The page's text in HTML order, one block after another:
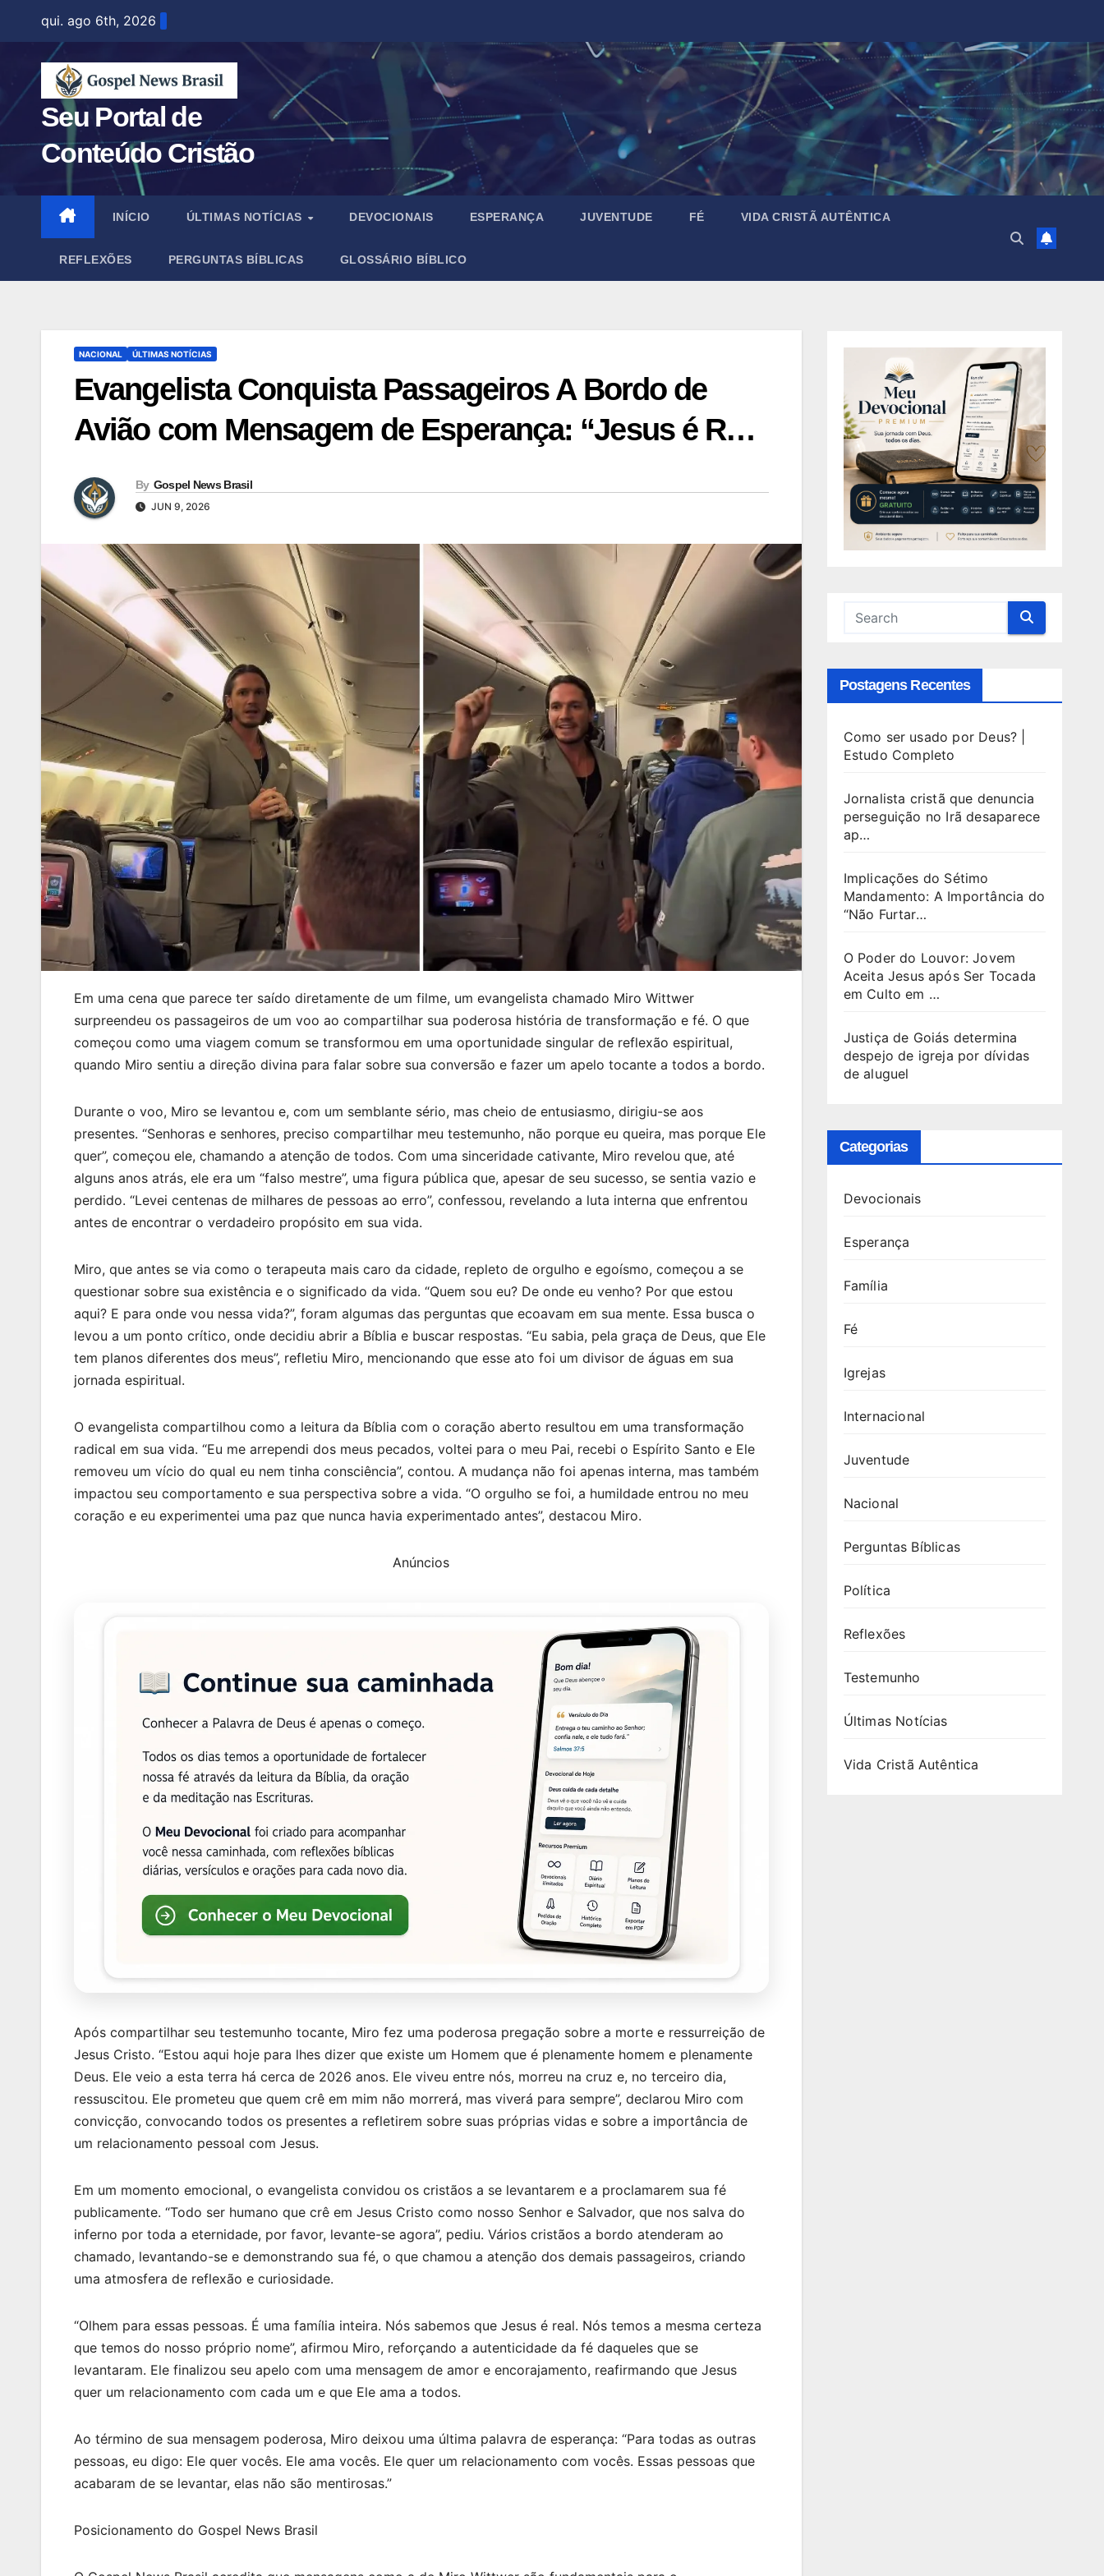
content
qui. ago 6th, 2026
Seu Portal de
Conteúdo Cristão
INÍCIO ÚLTIMAS NOTÍCIAS DEVOCIONAIS ESPERANÇA JUVENTUDE FÉ VIDA CRISTÃ AUTÊNTICA
REFLEXÕES PERGUNTAS BÍBLICAS GLOSSÁRIO BÍBLICO
NACIONAL ÚLTIMAS NOTÍCIAS
Evangelista Conquista Passageiros A Bordo de
Avião com Mensagem de Esperança: “Jesus é R…
By Gospel News Brasil
JUN 9, 2026
Em uma cena que parece ter saído diretamente de um filme, um evangelista chamado Miro Wittwer
surpreendeu os passageiros de um voo ao compartilhar sua poderosa história de transformação e fé. O que
começou como uma viagem comum se transformou em uma oportunidade singular de reflexão espiritual,
quando Miro sentiu a direção divina para falar sobre sua conversão e fazer um apelo tocante a todos a bordo.
Durante o voo, Miro se levantou e, com um semblante sério, mas cheio de entusiasmo, dirigiu-se aos
presentes. “Senhoras e senhores, preciso compartilhar meu testemunho, não porque eu queira, mas porque Ele
quer”, começou ele, chamando a atenção de todos. Com uma sinceridade cativante, Miro revelou que, até
alguns anos atrás, ele era um “falso mestre”, uma figura pública que, apesar de seu sucesso, se sentia vazio e
perdido. “Levei centenas de milhares de pessoas ao erro”, confessou, revelando a luta interna que enfrentou
antes de encontrar o verdadeiro propósito em sua vida.
Miro, que antes se via como o terapeuta mais caro da cidade, repleto de orgulho e egoísmo, começou a se
questionar sobre sua existência e o significado da vida. “Quem sou eu? De onde eu venho? Por que estou
aqui? E para onde vou nessa vida?”, foram algumas das perguntas que ecoavam em sua mente. Essa busca o
levou a um ponto crítico, onde decidiu abrir a Bíblia e buscar respostas. “Eu sabia, pela graça de Deus, que Ele
tem planos diferentes dos meus”, refletiu Miro, mencionando que esse ato foi um divisor de águas em sua
jornada espiritual.
O evangelista compartilhou como a leitura da Bíblia com o coração aberto resultou em uma transformação
radical em sua vida. “Eu me arrependi dos meus pecados, voltei para o meu Pai, recebi o Espírito Santo e Ele
removeu um vício do qual eu nem tinha consciência”, contou. A mudança não foi apenas interna, mas também
impactou seu comportamento e sua perspectiva sobre a vida. “O orgulho se foi, a humildade entrou no meu
coração e eu experimentei uma paz que nunca havia experimentado antes”, destacou Miro.
Anúncios
Após compartilhar seu testemunho tocante, Miro fez uma poderosa pregação sobre a morte e ressurreição de
Jesus Cristo. “Estou aqui hoje para lhes dizer que existe um Homem que é plenamente homem e plenamente
Deus. Ele veio a esta terra há cerca de 2026 anos. Ele viveu entre nós, morreu na cruz e, no terceiro dia,
ressuscitou. Ele prometeu que quem crê em mim não morrerá, mas viverá para sempre”, declarou Miro com
convicção, convocando todos os presentes a refletirem sobre suas próprias vidas e sobre a importância de
um relacionamento pessoal com Jesus.
Em um momento emocional, o evangelista convidou os cristãos a se levantarem e a proclamarem sua fé
publicamente. “Todo ser humano que crê em Jesus Cristo como nosso Senhor e Salvador, que nos salva do
inferno por toda a eternidade, por favor, levante-se agora”, pediu. Vários cristãos a bordo atenderam ao
chamado, levantando-se e demonstrando sua fé, o que chamou a atenção dos demais passageiros, criando
uma atmosfera de reflexão e curiosidade.
“Olhem para essas pessoas. É uma família inteira. Nós sabemos que Jesus é real. Nós temos a mesma certeza
que temos do nosso próprio nome”, afirmou Miro, reforçando a autenticidade da fé daqueles que se
levantaram. Ele finalizou seu apelo com uma mensagem de amor e encorajamento, reafirmando que Jesus
quer um relacionamento com cada um e que Ele ama a todos.
Ao término de sua mensagem poderosa, Miro deixou uma última palavra de esperança: “Para todas as outras
pessoas, eu digo: Ele quer vocês. Ele ama vocês. Ele quer um relacionamento com vocês. Essas pessoas que
acabaram de se levantar, elas não são mentirosas.”
Posicionamento do Gospel News Brasil
Postagens Recentes
Como ser usado por Deus? |
Estudo Completo
Jornalista cristã que denuncia
perseguição no Irã desaparece
ap…
Implicações do Sétimo
Mandamento: A Importância do
“Não Furtar…
O Poder do Louvor: Jovem
Aceita Jesus após Ser Tocada
em Culto em …
Justiça de Goiás determina
despejo de igreja por dívidas
de aluguel
Categorias
Devocionais
Esperança
Família
Fé
Igrejas
Internacional
Juventude
Nacional
Perguntas Bíblicas
Política
Reflexões
Testemunho
Últimas Notícias
Vida Cristã Autêntica